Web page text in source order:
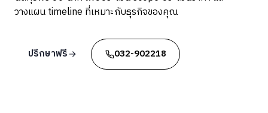
วางแผน timeline ที่เหมาะกับธุรกิจของคุณ
ปรึกษาฟรี 032-902218